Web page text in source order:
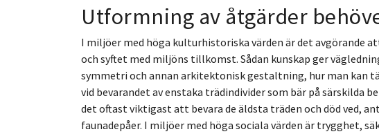
Utformning av åtgärder
I miljöer med höga kulturhistoriska värden är det avgörande
och syftet med miljöns tillkomst. Sådan kunskap ger
symmetri och annan arkitektonisk gestaltning, hur man kan
vid bevarandet av enstaka trädindivider som bär på särskilda
det oftast viktigast att bevara de äldsta träden och död ved,
faunadepåer. I miljöer med höga sociala värden är trygghet,